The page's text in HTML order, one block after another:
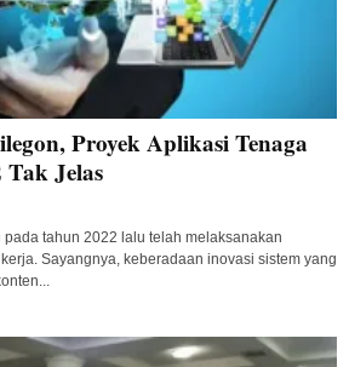
Proyek Aplikasi Tenaga
Jelas
tahun 2022 lalu telah melaksanakan
Sayangnya, keberadaan inovasi sistem yang